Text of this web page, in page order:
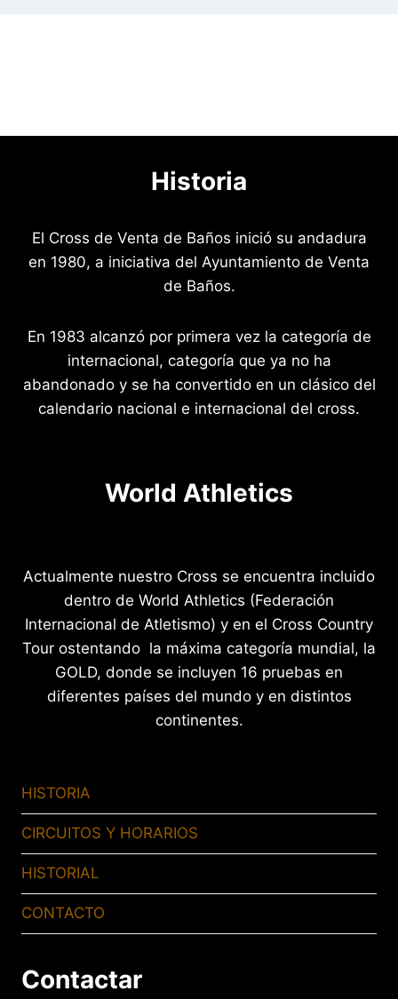
Historia
El Cross de Venta de Baños inició su andadura
en 1980, a iniciativa del Ayuntamiento de Venta
de Baños.
En 1983 alcanzó por primera vez la categoría de
internacional, categoría que ya no ha
abandonado y se ha convertido en un clásico del
calendario nacional e internacional del cross.
World Athletics
Actualmente nuestro Cross se encuentra incluido
dentro de World Athletics (Federación
Internacional de Atletismo) y en el Cross Country
Tour ostentando la máxima categoría mundial, la
GOLD, donde se incluyen 16 pruebas en
diferentes países del mundo y en distintos
continentes.
HISTORIA
CIRCUITOS Y HORARIOS
HISTORIAL
CONTACTO
Contactar